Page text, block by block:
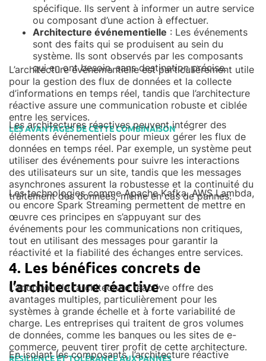
spécifique. Ils servent à informer un autre service
ou composant d’une action à effectuer.
Architecture événementielle : Les événements
sont des faits qui se produisent au sein du
système. Ils sont observés par les composants
qui en ont besoin, sans destination précise.
L’architecture événementielle est particulièrement utile
pour la gestion des flux de données et la collecte
d’informations en temps réel, tandis que l’architecture
réactive assure une communication robuste et ciblée
entre les services.
LES AVANTAGES DE CETTE COMBINAISON
Les architectures réactives peuvent intégrer des
éléments événementiels pour mieux gérer les flux de
données en temps réel. Par exemple, un système peut
utiliser des événements pour suivre les interactions
des utilisateurs sur un site, tandis que les messages
asynchrones assurent la robustesse et la continuité du
traitement des données, même en cas de pannes.
Les technologies comme Apache Kafka, AWS Lambda,
ou encore Spark Streaming permettent de mettre en
œuvre ces principes en s’appuyant sur des
événements pour les communications non critiques,
tout en utilisant des messages pour garantir la
réactivité et la fiabilité des échanges entre services.
4. Les bénéfices concrets de
l’architecture réactive
L’adoption de l’architecture réactive offre des
avantages multiples, particulièrement pour les
systèmes à grande échelle et à forte variabilité de
charge. Les entreprises qui traitent de gros volumes
de données, comme les banques ou les sites de e-
commerce, peuvent tirer profit de cette architecture.
RÉSILIENCE ET TOLÉRANCE AUX PANNES
En isolant les composants, l’architecture réactive